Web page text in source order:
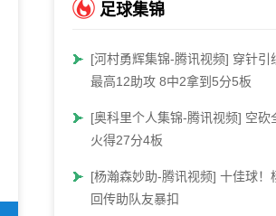
足球集锦
[河村勇辉集锦-腾讯视频] 穿针引
最高12助攻 8中2拿到5分5板
[奥科里个人集锦-腾讯视频] 空砍
火得27分4板
[杨瀚森妙助-腾讯视频] 十佳球！
回传助队友暴扣